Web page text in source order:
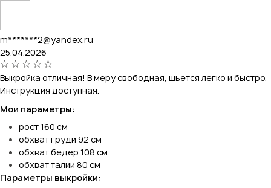
m*******2@yandex.ru
25.04.2026
Выкройка отличная! В меру свободная, шьется легко и быстро.
Инструкция доступная.
Мои параметры:
рост 160 см
обхват груди 92 см
обхват бедер 108 см
обхват талии 80 см
Параметры выкройки: